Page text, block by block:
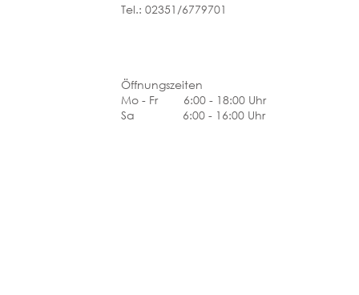
Tel.: 02351/6779701
Öffnungszeiten
Mo - Fr 6:00 - 18:00 Uhr
Sa 6:00 - 16:00 Uhr